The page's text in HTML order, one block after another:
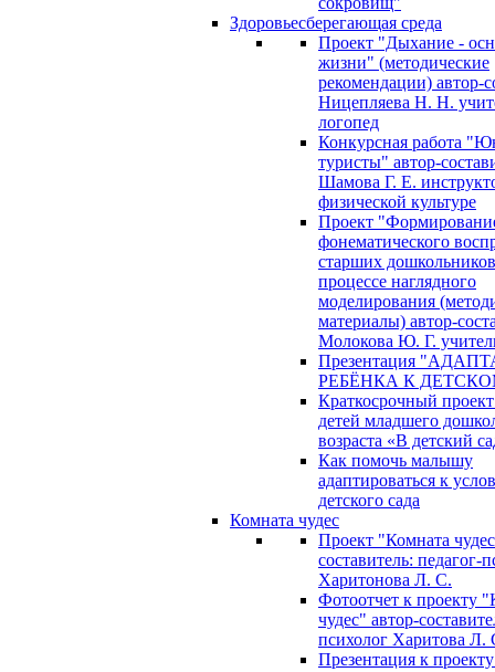
Здоровьесберегающая среда
Проект "Дыхание -
жизни" (методические
рекомендации) автор-
Ницепляева Н. Н.
логопед
Конкурсная работа
туристы" автор-
Шамова Г. Е.
физической культуре
Проект
фонематического
старших
процессе наглядного
моделирования
материалы) автор-
Молокова Ю. Г.
Презентация
РЕБЁНКА К
Краткосрочный
детей младшего
возраста «В детский
Как помочь малышу
адаптироваться к
детского сада
Комната чудес
Проект "Комната
составитель: педагог-
Харитонова Л. С.
Фотоотчет к проекту
чудес" автор-
психолог Харитова Л.
Презентация к